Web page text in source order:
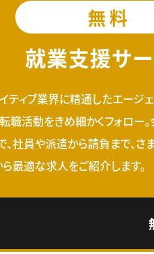
無料
就業支援サ
ティブ業界に精通したエージ
職活動をきめ細かくフォロー
、社員や派遣から請負まで、
最適な求人をご紹介します。